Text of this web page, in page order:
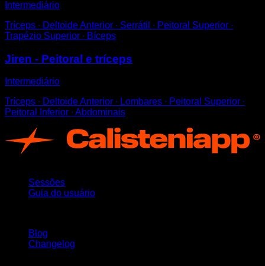
Intermediário
Tríceps ∙ Deltoide Anterior ∙ Serrátil ∙ Peitoral Superior ∙
Trapézio Superior ∙ Bíceps
Jiren - Peitoral e tríceps
Intermediário
Tríceps ∙ Deltoide Anterior ∙ Lombares ∙ Peitoral Superior ∙
Peitoral Inferior ∙ Abdominais
Sessões
Guia do usuário
Blog
Changelog